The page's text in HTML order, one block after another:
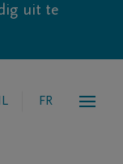
uit te
FR